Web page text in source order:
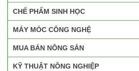
CHẾ PHẨM SINH HỌC
MÁY MÓC CÔNG NGHỆ
MUA BÁN NÔNG SẢN
KỸ THUẬT NÔNG NGHIỆP